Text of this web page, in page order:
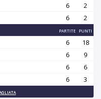
6
2
6 2
PARTITE PUNTI
6
18
6
9
6
6
6 3